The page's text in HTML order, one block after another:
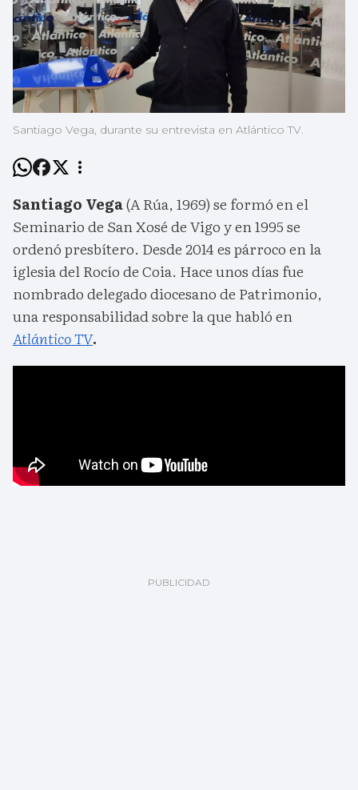
Santiago Vega, durante su entrevista en Atlántico TV.
Santiago Vega(A Rúa, 1969) se formó en el
Seminario de San Xosé de Vigo y en 1995 se
ordenó presbítero. Desde 2014 es párroco en la
iglesia del Rocío de Coia. Hace unos días fue
nombrado delegado diocesano de Patrimonio,
una responsabilidad sobre la que habló en
Atlántico TV.